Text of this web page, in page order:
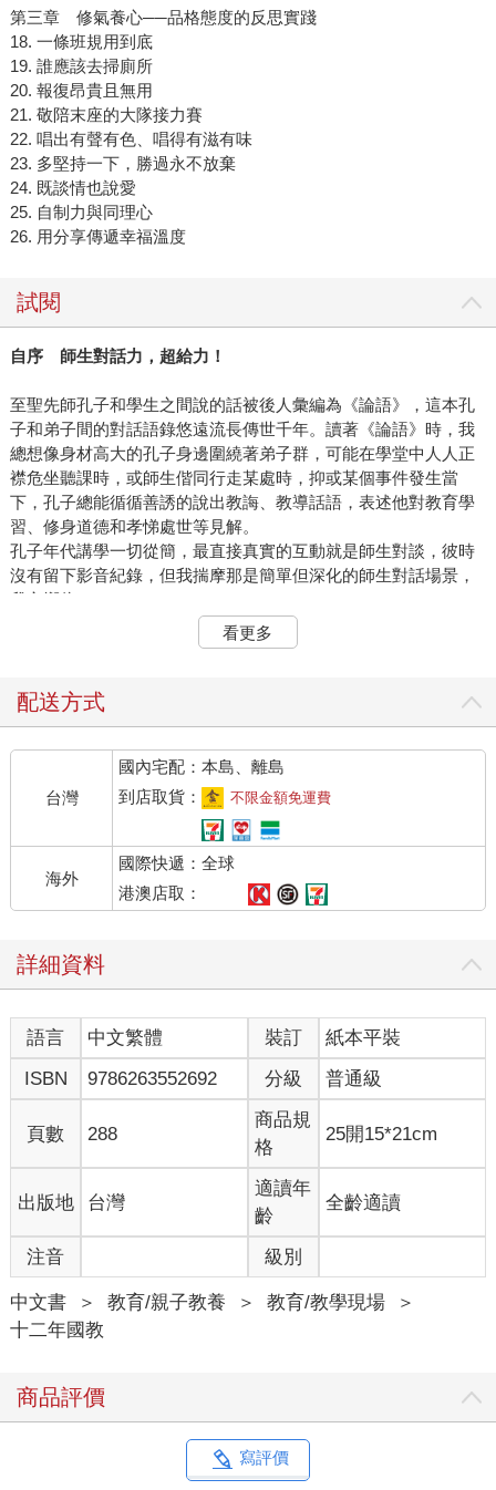
第三章 修氣養心──品格態度的反思實踐
18. 一條班規用到底
19. 誰應該去掃廁所
20. 報復昂貴且無用
21. 敬陪末座的大隊接力賽
22. 唱出有聲有色、唱得有滋有味
23. 多堅持一下，勝過永不放棄
24. 既談情也說愛
25. 自制力與同理心
26. 用分享傳遞幸福溫度
試閱
自序 師生對話力，超給力！
至聖先師孔子和學生之間說的話被後人彙編為《論語》，這本孔
子和弟子間的對話語錄悠遠流長傳世千年。讀著《論語》時，我
總想像身材高大的孔子身邊圍繞著弟子群，可能在學堂中人人正
襟危坐聽課時，或師生偕同行走某處時，抑或某個事件發生當
下，孔子總能循循善誘的說出教誨、教導話語，表述他對教育學
習、修身道德和孝悌處世等見解。
孔子年代講學一切從簡，最直接真實的互動就是師生對談，彼時
沒有留下影音紀錄，但我揣摩那是簡單但深化的師生對話場景，
我心嚮往。
時代更迭，教育面貌百花齊放，各式教學資源設備充足，老師的
工作內容仍可用韓愈所說的：「師者，所以傳道、授業，解惑
知識、解答疑惑問題。
層樓的又如何能促成「有機教學」呢？也就是不強迫灌輸、不以
權力壓制、不破壞孩子思考本能的師生互動歷程。我一向秉持
「簡易、可行、好操作」的教學模式，那麼建立教室裡的師生對
話力就是通往教學桃花源的扶向之路。
師生對話，啟動學生思考力
我清楚老師的角色與影響力，學生愉快歡欣或痛苦悲慘、主動積
極或被動消極、自信獨立或自卑依賴，家庭功能之外，老師係乎
發展的孩子有活絡作用，我必須避免呆板機械的教學造成其大腦
發展損失。
我念茲在茲的是創造學生的參與，透過師生互有往來的對話，啟
動學生的思考本能，開啟好奇天賦，催化學習動能，師生一起精
采課堂樣貌。
因此，師生對話是點燃學生思考的火種。我常以提問為開端，佐
以輕鬆的聊天當催化劑，讓學生跟上我的話題靈動思考。這不是
閒聊，是把輕鬆對談提升到聚焦式的對話，並有思辨與討論表
達，再形成判斷。我們互相聆聽、彼此理解，最後達成共識。
有時，我以嚴肅專業的角色提升學生知識成長；有時，我用幽默
詼諧的方式鼓勵學生注重書本之外的人際學習與問題解決能力；
有時，我四兩撥千金的以班級生活大小事和學生談挫折調適、情
緒管理和眼界拓展，墊撐其人生高度。
在來來往往的師生對談中，我表現傾聽與接納，我同理與關懷，
我不吝嗇肯定和讚美，我的激勵性語言伴隨不斷提問與激盪思
考。日積月累中，我看到學生的學習向下扎根並逐漸開展學習策
的天賦、好奇的本性，都需要師長借力使力，善用對話激發。師
生雙向對話是學生在學習階段大腦最需要的成長養分，學生會把
聽、看、聞，以及所思所想結合自己的判斷，形成個人的概念和
價值。師生對話的刻畫也會在其成長過程逐漸內化成和自己對話
看更多
配送方式
台灣
國內宅配：本島、離島
到店取貨：
不限金額免運費
海外
國際快遞：全球
港澳店取：
詳細資料
語言 中文繁體 裝訂
紙本平裝
ISBN
9786263552692 分級 普通級
頁數 288
商品規
格
25開15*21cm
出版地 台灣
適讀年
齡
全齡適讀
注音 級別
中文書 ＞ 教育/親子教養 ＞ 教育/教學現場
＞
十二年國教
商品評價
寫評價